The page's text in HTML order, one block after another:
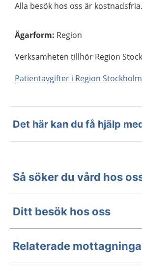
Alla besök hos oss är kostnadsfria.
Ägarform: Region
Verksamheten tillhör Region
Patientavgifter i Region Stockholm
Det här kan du få hjälp
Så söker du vård hos
Ditt besök hos oss
Relaterade